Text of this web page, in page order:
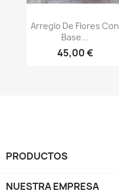
Vista rápida
Arreglo De Flores Con
Base...
45,00 €
PRODUCTOS
NUESTRA EMPRESA